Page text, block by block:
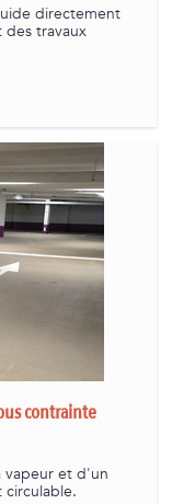
directement
des travaux
contrainte
vapeur et d'un
circulable.